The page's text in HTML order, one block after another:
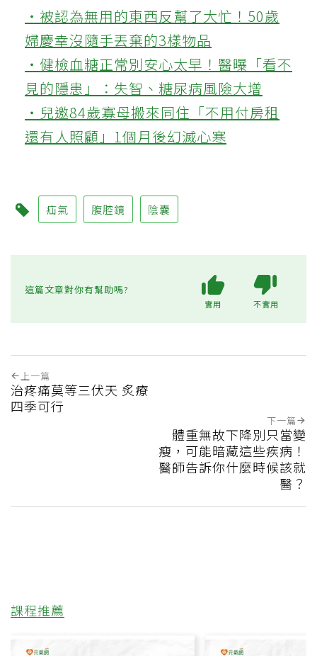
‧被認為無用的東西反幫了大忙！50歲
婦慶幸沒隨手丟棄的3樣物品
‧健檢血糖正常別安心太早！醫曝「看不
見的隱患」：失智、糖尿病風險大增
‧兒邀84歲寡母搬來同住「不用付房租
還有人照顧」1個月後幻滅心寒
疝氣 腹腔鏡 陰囊
這篇文章對你有幫助嗎?
實用 不實用
上一篇
治疼痛莫等三伏天 炙療
四季可行
下一篇
體重無故下降別只當變
瘦，可能暗藏這些疾病！
醫師告訴你什麼時候該就
醫？
課程推薦